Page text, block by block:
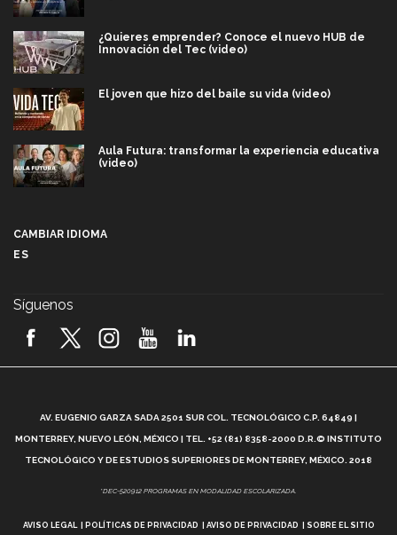
¿Quieres emprender? Conoce el nuevo HUB de
Innovación del Tec (video)
El joven que hizo del baile su vida (video)
Aula Futura: transformar la experiencia educativa
(video)
2026! (video)
¿Cómo es el Modelo Educativo Tec? (video)
Vida Tec: Feminismo e Inteligencia Artificial, Paola
CAMBIAR IDIOMA
ES
Síguenos
AV. EUGENIO GARZA SADA 2501 SUR COL. TECNOLÓGICO C.P. 64849 |
MONTERREY, NUEVO LEÓN, MÉXICO | TEL. +52 (81) 8358-2000 D.R.© INSTITUTO
TECNOLÓGICO Y DE ESTUDIOS SUPERIORES DE MONTERREY, MÉXICO. 2018
*DEC-520912 PROGRAMAS EN MODALIDAD ESCOLARIZADA.
AVISO LEGAL POLÍTICAS DE PRIVACIDAD AVISO DE PRIVACIDAD SOBRE EL SITIO